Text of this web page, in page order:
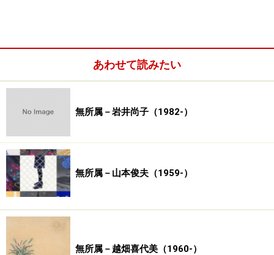
会場：大丸京都店6階 美術売場アートスポット
京都市下京区四条通高倉西入立売西町79番地
竹林柚宇子展
会期：2005年3月1日～12日
会場：石田大成社ホール
会期：2004年4月6日～11日
会場：京都市美術館別館
あわせて読みたい
無所属－岩井尚子（1982-）
無所属－山本俊夫（1959-）
無所属－越畑喜代美（1960-）